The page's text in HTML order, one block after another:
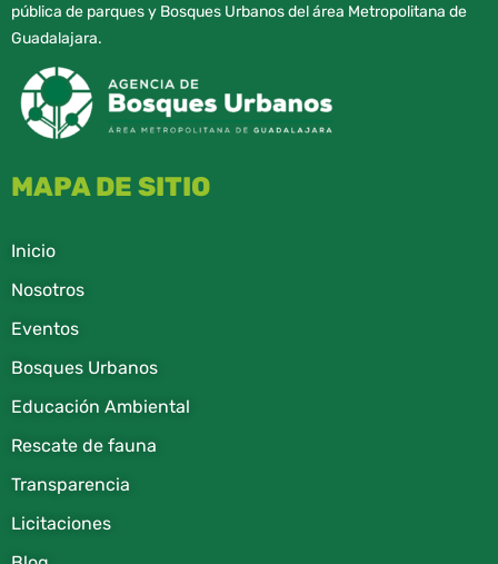
pública de parques y Bosques Urbanos del área Metropolitana de
Guadalajara.
MAPA DE SITIO
Inicio
Nosotros
Eventos
Bosques Urbanos
Educación Ambiental
Rescate de fauna​
Transparencia
Licitaciones